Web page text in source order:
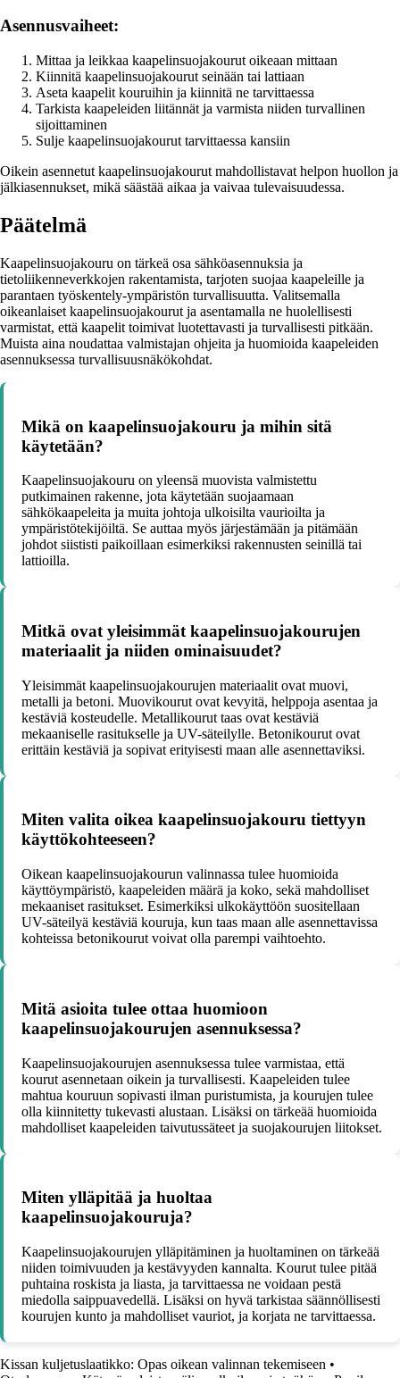
Asennusvaiheet:
Mittaa ja leikkaa kaapelinsuojakourut oikeaan mittaan
Kiinnitä kaapelinsuojakourut seinään tai lattiaan
Aseta kaapelit kouruihin ja kiinnitä ne tarvittaessa
Tarkista kaapeleiden liitännät ja varmista niiden turvallinen
sijoittaminen
Sulje kaapelinsuojakourut tarvittaessa kansiin
Oikein asennetut kaapelinsuojakourut mahdollistavat helpon huollon ja
jälkiasennukset, mikä säästää aikaa ja vaivaa tulevaisuudessa.
Päätelmä
Kaapelinsuojakouru on tärkeä osa sähköasennuksia ja
tietoliikenneverkkojen rakentamista, tarjoten suojaa kaapeleille ja
parantaen työskentely-ympäristön turvallisuutta. Valitsemalla
oikeanlaiset kaapelinsuojakourut ja asentamalla ne huolellisesti
varmistat, että kaapelit toimivat luotettavasti ja turvallisesti pitkään.
Muista aina noudattaa valmistajan ohjeita ja huomioida kaapeleiden
asennuksessa turvallisuusnäkökohdat.
Mikä on kaapelinsuojakouru ja mihin sitä
käytetään?
Kaapelinsuojakouru on yleensä muovista valmistettu
putkimainen rakenne, jota käytetään suojaamaan
sähkökaapeleita ja muita johtoja ulkoisilta vaurioilta ja
ympäristötekijöiltä. Se auttaa myös järjestämään ja pitämään
johdot siististi paikoillaan esimerkiksi rakennusten seinillä tai
lattioilla.
Mitkä ovat yleisimmät kaapelinsuojakourujen
materiaalit ja niiden ominaisuudet?
Yleisimmät kaapelinsuojakourujen materiaalit ovat muovi,
metalli ja betoni. Muovikourut ovat kevyitä, helppoja asentaa ja
kestäviä kosteudelle. Metallikourut taas ovat kestäviä
mekaaniselle rasitukselle ja UV-säteilylle. Betonikourut ovat
erittäin kestäviä ja sopivat erityisesti maan alle asennettaviksi.
Miten valita oikea kaapelinsuojakouru tiettyyn
käyttökohteeseen?
Oikean kaapelinsuojakourun valinnassa tulee huomioida
käyttöympäristö, kaapeleiden määrä ja koko, sekä mahdolliset
mekaaniset rasitukset. Esimerkiksi ulkokäyttöön suositellaan
UV-säteilyä kestäviä kouruja, kun taas maan alle asennettavissa
kohteissa betonikourut voivat olla parempi vaihtoehto.
Mitä asioita tulee ottaa huomioon
kaapelinsuojakourujen asennuksessa?
Kaapelinsuojakourujen asennuksessa tulee varmistaa, että
kourut asennetaan oikein ja turvallisesti. Kaapeleiden tulee
mahtua kouruun sopivasti ilman puristumista, ja kourujen tulee
olla kiinnitetty tukevasti alustaan. Lisäksi on tärkeää huomioida
mahdolliset kaapeleiden taivutussäteet ja suojakourujen liitokset.
Miten ylläpitää ja huoltaa
kaapelinsuojakouruja?
Kaapelinsuojakourujen ylläpitäminen ja huoltaminen on tärkeää
niiden toimivuuden ja kestävyyden kannalta. Kourut tulee pitää
puhtaina roskista ja liasta, ja tarvittaessa ne voidaan pestä
miedolla saippuavedellä. Lisäksi on hyvä tarkistaa säännöllisesti
kourujen kunto ja mahdolliset vauriot, ja korjata ne tarvittaessa.
Kissan kuljetuslaatikko: Opas oikean valinnan tekemiseen •